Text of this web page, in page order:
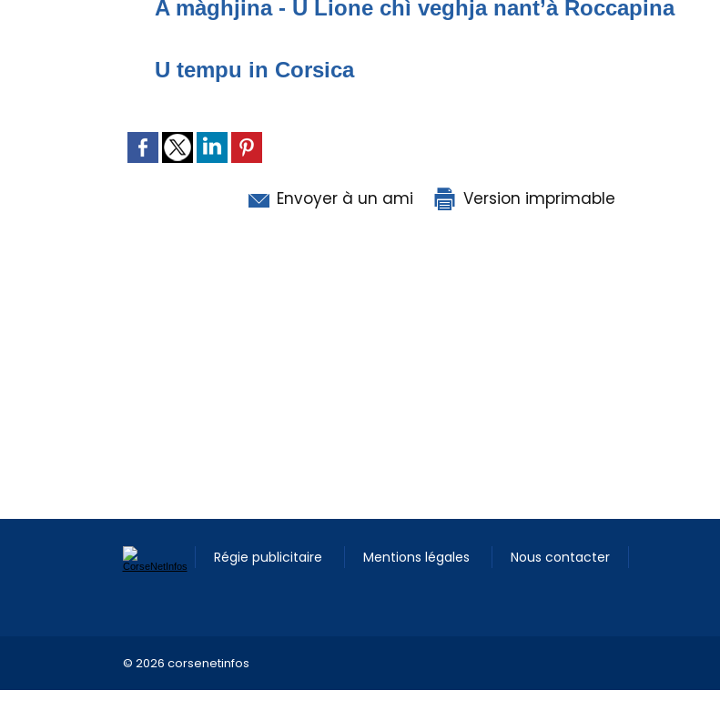
A màghjina - U Lione chì veghja nant’à Roccapina
U tempu in Corsica
Envoyer à un ami Version imprimable
Régie publicitaire Mentions légales Nous contacter
© 2026 corsenetinfos